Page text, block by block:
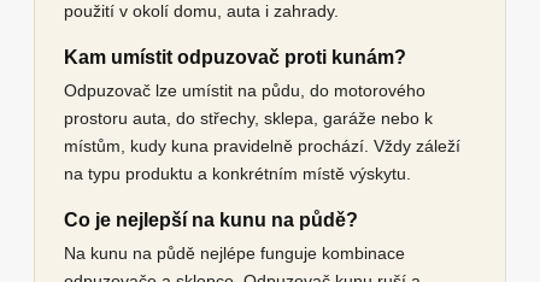
použití v okolí domu, auta i zahrady.
Kam umístit odpuzovač proti kunám?
Odpuzovač lze umístit na půdu, do motorového
prostoru auta, do střechy, sklepa, garáže nebo k
místům, kudy kuna pravidelně prochází. Vždy záleží
na typu produktu a konkrétním místě výskytu.
Co je nejlepší na kunu na půdě?
Na kunu na půdě nejlépe funguje kombinace